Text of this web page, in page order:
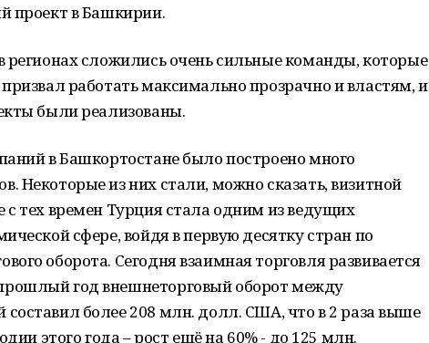
проект в Башкирии.
регионах сложились очень сильные команды, которые
работать максимально прозрачно и властям, и
были реализованы.
в Башкортостане было построено много
Некоторые из них стали, можно сказать, визитной
тех времен Турция стала одним из ведущих
сфере, войдя в первую десятку стран по
оборота. Сегодня взаимная торговля развивается
год внешнеторговый оборот между
более 208 млн. долл. США, что в 2 раза выше
этого года – рост ещё на 60% - до 125 млн.